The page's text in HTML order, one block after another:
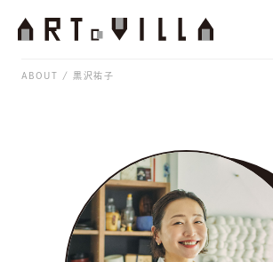
ABOUT 黒沢祐子